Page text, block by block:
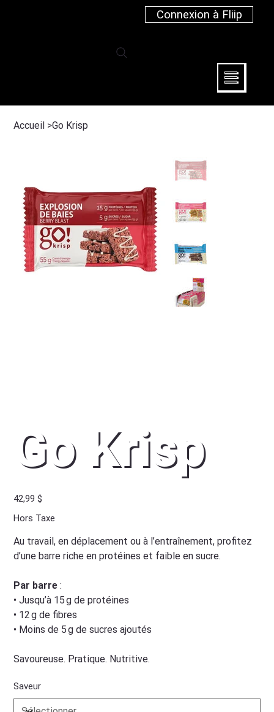
Connexion à Fliip
Accueil >Go Krisp
Go Krisp
Prix
42,99 $
Hors Taxe
Au travail, en déplacement ou à l’entraînement, profitez
d’une barre riche en protéines et faible en sucre.
Par barre :
• Jusqu’à 15 g de protéines
• 12 g de fibres
• Moins de 5 g de sucres ajoutés
Savoureuse. Pratique. Nutritive.
Saveur